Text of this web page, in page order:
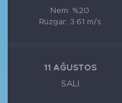
Nem: %20
Rüzgar: 3.61 m/s
11 AĞUSTOS
SALI